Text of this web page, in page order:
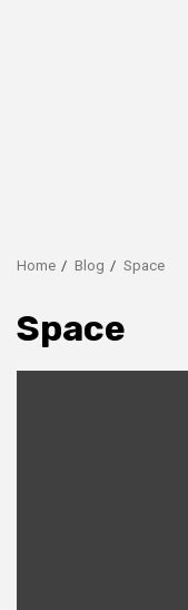
Home Blog Space
Space